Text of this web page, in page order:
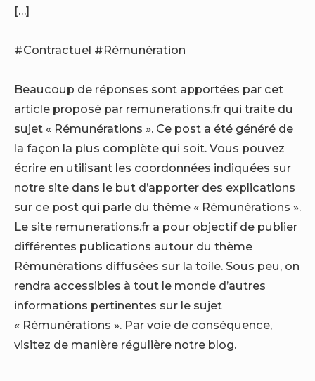
[…]
#Contractuel #Rémunération
Beaucoup de réponses sont apportées par cet
article proposé par remunerations.fr qui traite du
sujet « Rémunérations ». Ce post a été généré de
la façon la plus complète qui soit. Vous pouvez
écrire en utilisant les coordonnées indiquées sur
notre site dans le but d’apporter des explications
sur ce post qui parle du thème « Rémunérations ».
Le site remunerations.fr a pour objectif de publier
différentes publications autour du thème
Rémunérations diffusées sur la toile. Sous peu, on
rendra accessibles à tout le monde d’autres
informations pertinentes sur le sujet
« Rémunérations ». Par voie de conséquence,
visitez de manière régulière notre blog.